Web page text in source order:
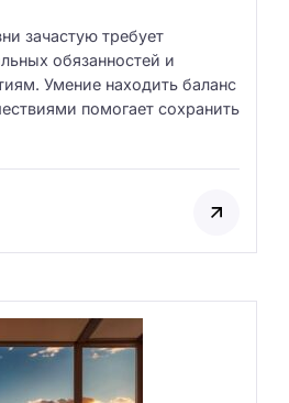
зачастую требует
обязанностей и
Умение находить баланс
помогает сохранить